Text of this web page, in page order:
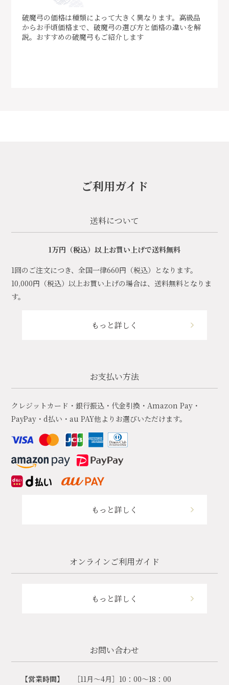
破魔弓の価格は種類によって大きく異なります。高級品
からお手頃価格まで、破魔弓の選び方と価格の違いを解
説。おすすめの破魔弓もご紹介します
ご利用ガイド
送料について
1万円（税込）以上お買い上げで送料無料
1回のご注文につき、全国一律660円（税込）となります。
10,000円（税込）以上お買い上げの場合は、送料無料となりま
す。
もっと詳しく
お支払い方法
クレジットカード・銀行振込・代金引換・Amazon Pay・
PayPay・d払い・au PAY他よりお選びいただけます。
もっと詳しく
オンラインご利用ガイド
もっと詳しく
お問い合わせ
【営業時間】
［11月～4月］10：00～18：00